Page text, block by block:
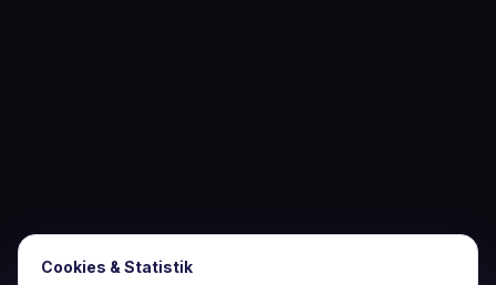
Cookies & Statistik